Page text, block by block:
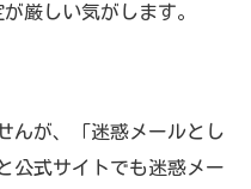
厳しい気がします。
んが、「迷惑メールとし
公式サイトでも迷惑メー